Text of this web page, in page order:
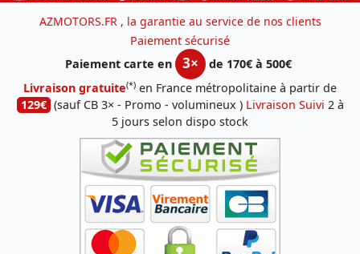
AZMOTORS.FR , la garantie au service de nos clients
Paiement sécurisé
Paiement carte en
3×
de 170€ à 500€
Livraison gratuite(*) en France métropolitaine à partir de
129€ (sauf CB 3× - Promo - volumineux ) Livraison Suivi 2 à
5 jours selon dispo stock